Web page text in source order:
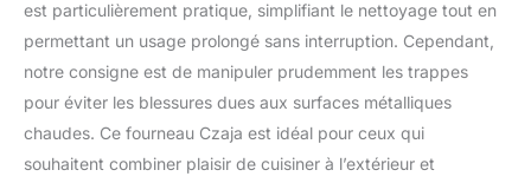
INCLUSE : En tant que
point fort, le four
roquette est équipé
d’une poêle en fonte.
Cette poêle de haute
qualité étend
considérablement vos
est particulièrement pratique, simplifiant le nettoyage tout en
permettant un usage prolongé sans interruption. Cependant,
notre consigne est de manipuler prudemment les trappes
pour éviter les blessures dues aux surfaces métalliques
chaudes. Ce fourneau Czaja est idéal pour ceux qui
souhaitent combiner plaisir de cuisiner à l’extérieur et